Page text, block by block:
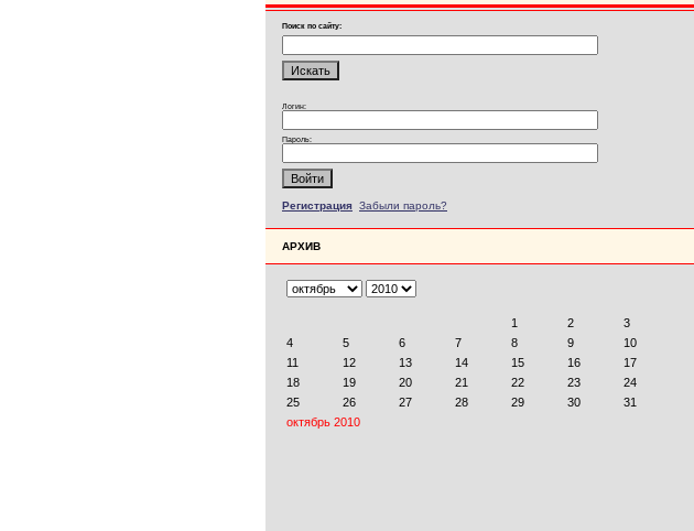
Поиск по сайту:
Логин:
Пароль:
Регистрация Забыли пароль?
АРХИВ